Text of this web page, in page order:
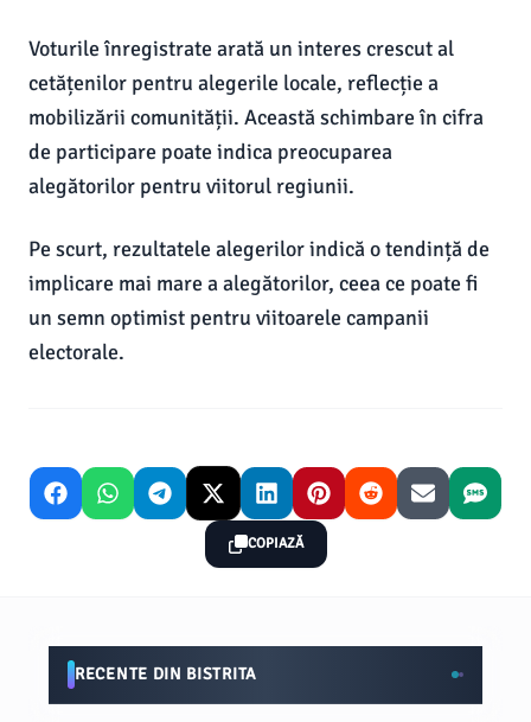
Voturile înregistrate arată un interes crescut al
cetățenilor pentru alegerile locale, reflecție a
mobilizării comunității. Această schimbare în cifra
de participare poate indica preocuparea
alegătorilor pentru viitorul regiunii.
Pe scurt, rezultatele alegerilor indică o tendință de
implicare mai mare a alegătorilor, ceea ce poate fi
un semn optimist pentru viitoarele campanii
electorale.
COPIAZĂ
RECENTE DIN BISTRITA